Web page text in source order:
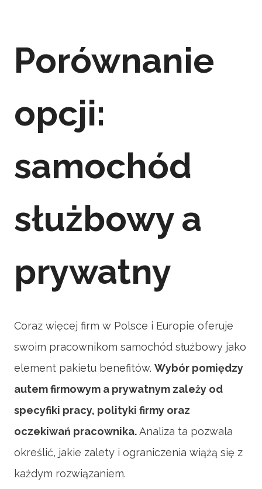
Porównanie
opcji:
samochód
służbowy a
prywatny
Coraz więcej firm w Polsce i Europie oferuje
swoim pracownikom samochód służbowy jako
element pakietu benefitów. Wybór pomiędzy
autem firmowym a prywatnym zależy od
specyfiki pracy, polityki firmy oraz
oczekiwań pracownika.Analiza ta pozwala
określić, jakie zalety i ograniczenia wiążą się z
każdym rozwiązaniem.